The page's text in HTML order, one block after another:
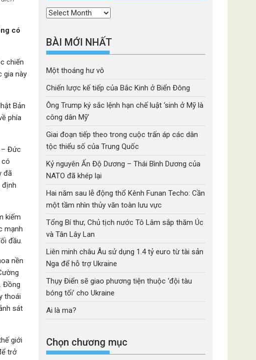
có
chiến
gia này
Bản
phía
– Đức
có
đã
định
kiếm
mạnh
đầu.
nền
Đồng
thoái
sát
giới
trở
Thời
BÀI MỚI NHẤT
Một thoáng hư vô
Chiến lược kế tiếp của Bắc Kinh ở Biển Đông
Ông Trump ký sắc lệnh hạn chế luật ‘sinh ở Mỹ là
công dân Mỹ’
Giai đoạn tiếp theo trong cuộc trấn áp các dân
tộc thiểu số của Trung Quốc
Kỷ nguyên Ấn Độ Dương – Thái Bình Dương của
NATO đã khép lại
Hai năm sau lễ động thổ Kênh Funan Techo: Cần
một tầm nhìn thủy văn toàn lưu vực
Tổng Bí thư, Chủ tịch nước Tô Lâm sắp thăm Úc
và Tân Lây Lan
Liên minh châu Âu sử dụng 1.4 tỷ euro từ tài sản
Nga để hỗ trợ Ukraine
Thụy Điển sẽ giao phương tiện thuộc ‘đội tàu
bóng tối’ cho Ukraine
Ai là ma?
Chọn chương mục